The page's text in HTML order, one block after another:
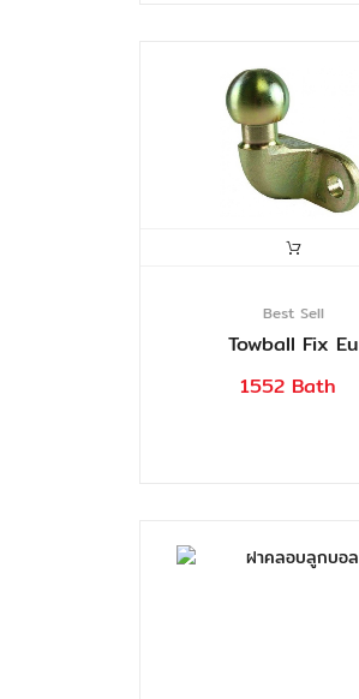
Best Sell
Towball Fix Eu
1552 Bath